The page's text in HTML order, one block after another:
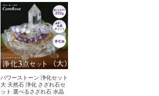
パワーストーン 浄化セット
大 天然石 浄化 さざれ石セ
ット 選べるさざれ石 水晶